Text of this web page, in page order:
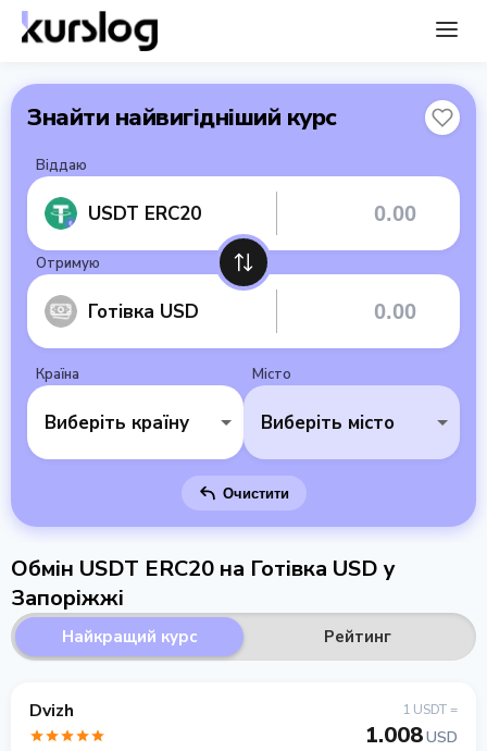
Знайти найвигідніший курс
Віддаю
USDT ERC20
Отримую
Готівка USD
Країна
Виберіть країну
Місто
Виберіть місто
Очистити
Обмін USDT ERC20 на Готівка USD у
Запоріжжі
Найкращий курс Рейтинг
Dvizh 1 USDT =
1.008USD